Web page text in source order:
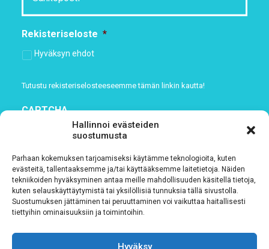
Hallinnoi evästeiden
suostumusta
Parhaan kokemuksen tarjoamiseksi käytämme teknologioita, kuten
evästeitä, tallentaaksemme ja/tai käyttääksemme laitetietoja. Näiden
tekniikoiden hyväksyminen antaa meille mahdollisuuden käsitellä tietoja,
kuten selauskäyttäytymistä tai yksilöllisiä tunnuksia tällä sivustolla.
Suostumuksen jättäminen tai peruuttaminen voi vaikuttaa haitallisesti
tiettyihin ominaisuuksiin ja toimintoihin.
Hyväksy
Rekisteriseloste *
Hyväksyn ehdot
Tutustu rekisteriselosteeseemmetämän linkin kautta!
CAPTCHA